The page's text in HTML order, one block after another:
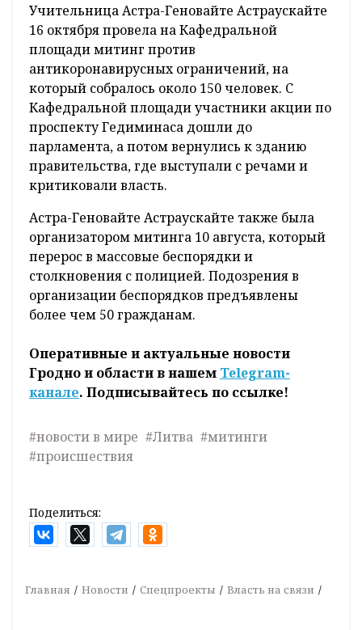
Учительница Астра-Геновайте Астраускайте
16 октября провела на Кафедральной
площади митинг против
антикоронавирусных ограничений, на
который собралось около 150 человек. С
Кафедральной площади участники акции по
проспекту Гедиминаса дошли до
парламента, а потом вернулись к зданию
правительства, где выступали с речами и
критиковали власть.
Астра-Геновайте Астраускайте также была
организатором митинга 10 августа, который
перерос в массовые беспорядки и
столкновения с полицией. Подозрения в
организации беспорядков предъявлены
более чем 50 гражданам.
Оперативные и актуальные новости
Гродно и области в нашем Telegram-
канале. Подписывайтесь по ссылке!
#новости в мире #Литва #митинги
#происшествия
Поделиться:
Главная Новости Спецпроекты Власть на связи